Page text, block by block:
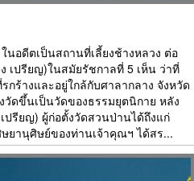
นอดีตเป็นสถานที่เลี้ยงช้างหลวง ต่อ
เปรียญ)ในสมัยรัชกาลที่ 5 เห็น ว่าที่
กร้างและอยู่ใกล้กับศาลากลาง จังหวัด
ดขึ้นเป็นวัดของธรรมยุตนิกาย หลัง
รียญ) ผู้ก่อตั้งวัดสวนป่านได้ถึงแก่
ยานุศิษย์ของท่านเจ้าคุณฯ ได้สร...